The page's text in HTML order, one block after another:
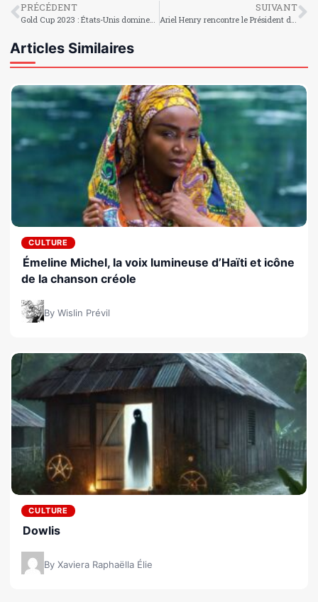
PRÉCÉDENT SUIVANT
Articles Similaires
CULTURE
Émeline Michel, la voix lumineuse d’Haïti et icône
de la chanson créole
By Wislin Prévil
CULTURE
Dowlis
By Xaviera Raphaëlla Élie